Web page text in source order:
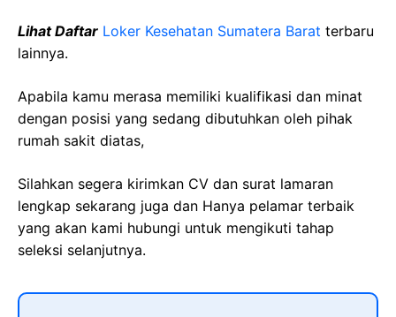
Lihat Daftar Loker Kesehatan Sumatera Barat terbaru
lainnya.
Apabila kamu merasa memiliki kualifikasi dan minat
dengan posisi yang sedang dibutuhkan oleh pihak
rumah sakit diatas,
Silahkan segera kirimkan CV dan surat lamaran
lengkap sekarang juga dan Hanya pelamar terbaik
yang akan kami hubungi untuk mengikuti tahap
seleksi selanjutnya.